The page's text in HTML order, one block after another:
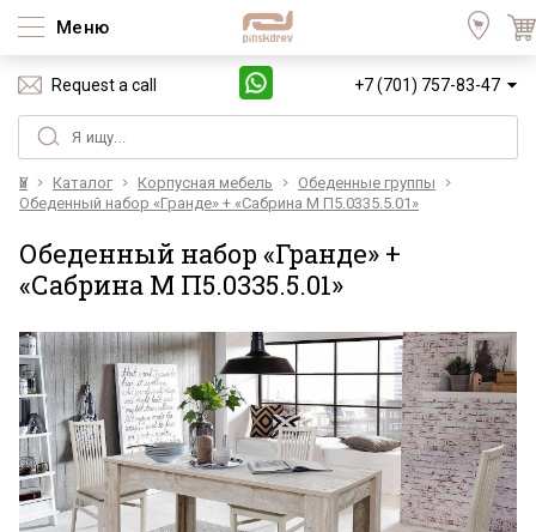
Меню
Request a call +7 (701) 757-83-47
Үй Каталог Корпусная мебель
Обеденные группы
Обеденный набор «Гранде» + «Сабрина М П5.0335.5.01»
Обеденный набор «Гранде» +
«Сабрина М П5.0335.5.01»